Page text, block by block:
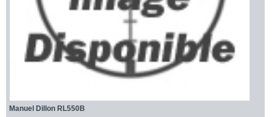
Manuel Dillon RL550B